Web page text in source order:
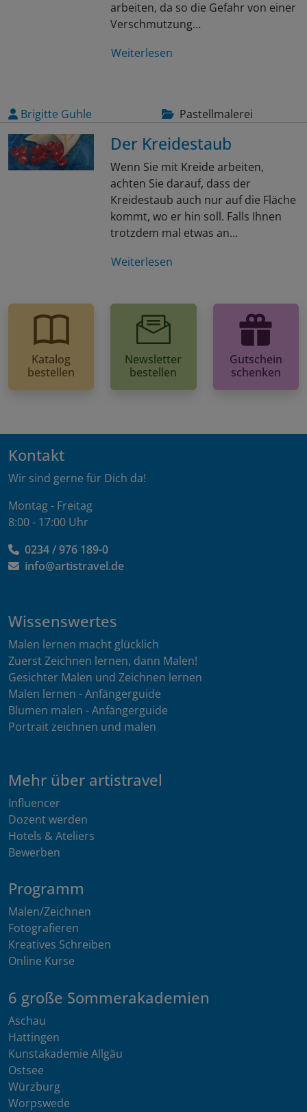
arbeiten, da so die Gefahr von einer
Verschmutzung…
Weiterlesen
Brigitte Guhle Pastellmalerei
Der Kreidestaub
Wenn Sie mit Kreide arbeiten,
achten Sie darauf, dass der
Kreidestaub auch nur auf die Fläche
kommt, wo er hin soll. Falls Ihnen
trotzdem mal etwas an…
Weiterlesen
Katalog
bestellen
Newsletter
bestellen
Gutschein
schenken
Kontakt
Wir sind gerne für Dich da!
Montag - Freitag
8:00 - 17:00 Uhr
0234 / 976 189-0
info@artistravel.de
Wissenswertes
Malen lernen macht glücklich
Zuerst Zeichnen lernen, dann Malen!
Gesichter Malen und Zeichnen lernen
Malen lernen - Anfängerguide
Blumen malen - Anfängerguide
Portrait zeichnen und malen
Mehr über artistravel
Influencer
Dozent werden
Hotels & Ateliers
Bewerben
Programm
Malen/Zeichnen
Fotografieren
Kreatives Schreiben
Online Kurse
6 große Sommerakademien
Aschau
Hattingen
Kunstakademie Allgäu
Ostsee
Würzburg
Worpswede